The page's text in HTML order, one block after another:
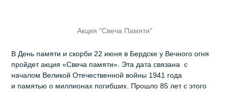
Акция "Свеча Памяти"
В День памяти и скорби 22 июня в Бердске у Вечного огня
пройдет акция «Свеча памяти». Эта дата связана с
началом Великой Отечественной войны 1941 года
и памятью о миллионах погибших. Прошло 85 лет с этого